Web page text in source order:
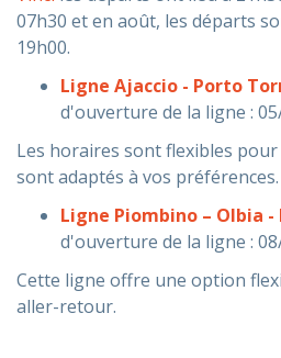
07h30 et en août, les départs
19h00.
Ligne Ajaccio - Porto
d'ouverture de la ligne :
Les horaires sont flexibles
sont adaptés à vos préférences.
Ligne Piombino – Olbia
d'ouverture de la ligne :
Cette ligne offre une option
aller-retour.